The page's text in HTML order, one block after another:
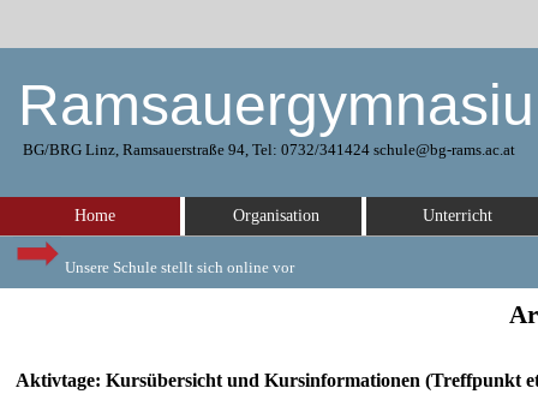
BG/BRG Linz, Ramsauerstraße 94, Tel: 0732/341424 schule@bg-rams.ac.at
Unsere Schule stellt sich online vor
Home Organisation Unterricht
Aktivtage: Kursübersicht und Kursinformationen (Treffpunkt